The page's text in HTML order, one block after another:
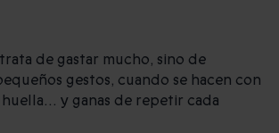
de gastar mucho, sino de
gestos, cuando se hacen con
y ganas de repetir cada